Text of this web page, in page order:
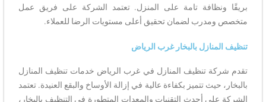
بريقًا ونظافة تامة على المنزل. تعتمد الشركة على فريق عمل
متخصص ومدرب لضمان تحقيق أعلى مستويات الرضا للعملاء.
تنظيف المنازل بالبخار غرب الرياض
تقدم شركة تنظيف المنازل في غرب الرياض خدمات تنظيف المنازل
بالبخار، حيث تتميز بكفاءة عالية في إزالة الأوساخ والبقع العنيدة. تعتمد
الشركة على أحدث التقنيات والمعدات المتطورة في التنظيف بالبخار،